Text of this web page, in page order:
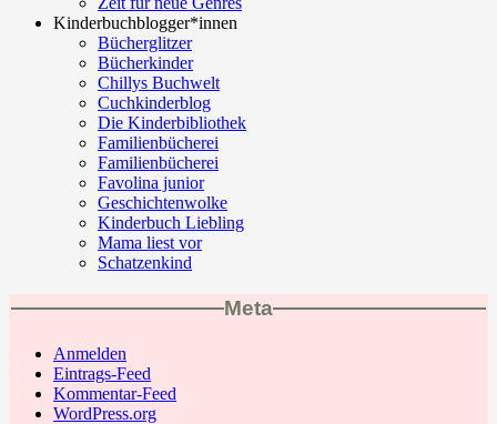
Kinderbuchblogger*innen
Bücherglitzer
Bücherkinder
Chillys Buchwelt
Cuchkinderblog
Die Kinderbibliothek
Familienbücherei
Familienbücherei
Favolina junior
Geschichtenwolke
Kinderbuch Liebling
Mama liest vor
Schatzenkind
Meta
Anmelden
Eintrags-Feed
Kommentar-Feed
WordPress.org